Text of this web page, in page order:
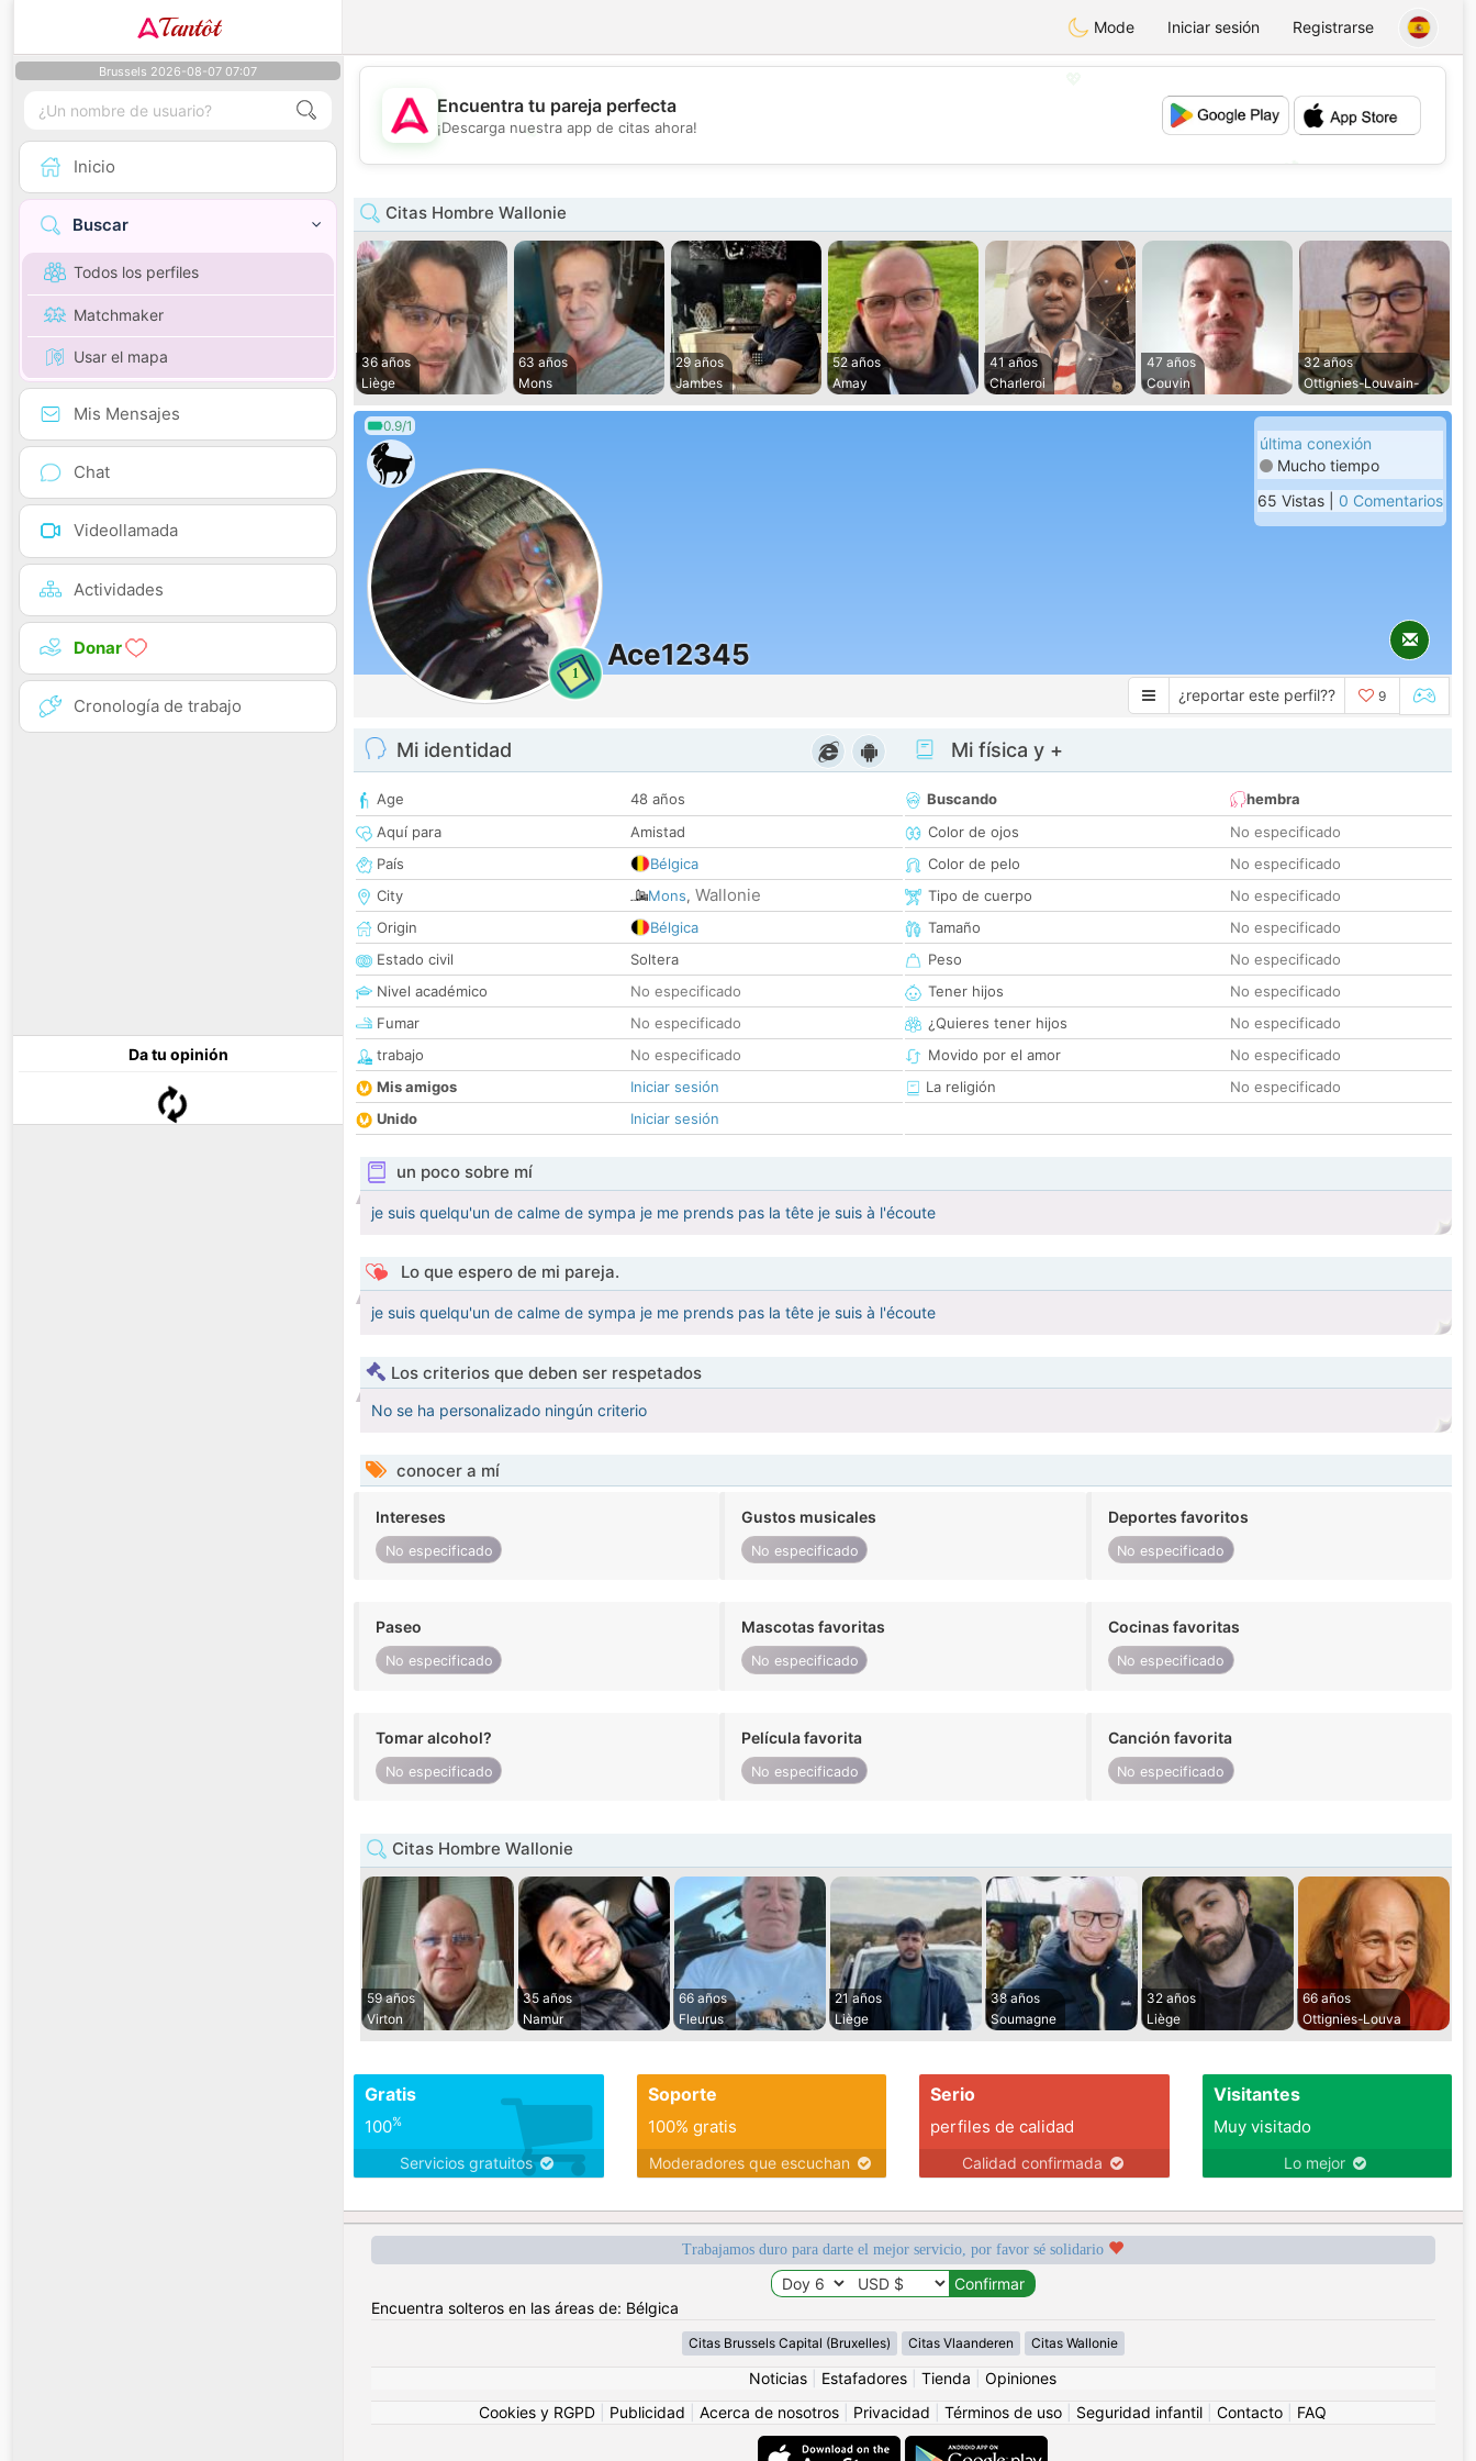
Tantôt Mode Iniciar sesión Registrarse
Brussels 2026-08-07 07:07
Inicio
Buscar
Todos los perfiles
Matchmaker
Usar el mapa
Mis Mensajes
Chat
Videollamada
Actividades
Donar
Cronología de trabajo
Da tu opinión
💕
Encuentra tu pareja perfecta
¡Descarga nuestra app de citas ahora!
Citas Hombre Wallonie
36 años
Liège
63 años
Mons
29 años
Jambes
52 años
Amay
41 años
Charleroi
47 años
Couvin
32 años
Ottignies-Louvain-
0.9/1
1
Ace12345
última conexión
Mucho tiempo
65 Vistas | 0 Comentarios
¿reportar este perfil?? 9
Mi identidad
Age
48 años
Aquí para
Amistad
País
Bélgica
City
Mons, Wallonie
Origin
Bélgica
Estado civil
Soltera
Nivel académico
No especificado
Fumar
No especificado
trabajo
No especificado
Mis amigos
Iniciar sesión
Unido
Iniciar sesión
Mi física y +
Buscando
hembra
Color de ojos
No especificado
Color de pelo
No especificado
Tipo de cuerpo
No especificado
Tamaño
No especificado
Peso
No especificado
Tener hijos
No especificado
¿Quieres tener hijos
No especificado
Movido por el amor
No especificado
La religión
No especificado
un poco sobre mí
je suis quelqu'un de calme de sympa je me prends pas la tête je suis à l'écoute
Lo que espero de mi pareja.
je suis quelqu'un de calme de sympa je me prends pas la tête je suis à l'écoute
Los criterios que deben ser respetados
No se ha personalizado ningún criterio
conocer a mí
Intereses
No especificado
Gustos musicales
No especificado
Deportes favoritos
No especificado
Paseo
No especificado
Mascotas favoritas
No especificado
Cocinas favoritas
No especificado
Tomar alcohol?
No especificado
Película favorita
No especificado
Canción favorita
No especificado
Citas Hombre Wallonie
59 años
Virton
35 años
Namur
66 años
Fleurus
21 años
Liège
38 años
Soumagne
32 años
Liège
66 años
Ottignies-Louva
Gratis
100%
Servicios gratuitos
Soporte
100% gratis
Moderadores que escuchan
Serio
perfiles de calidad
Calidad confirmada
Visitantes
Muy visitado
Lo mejor
Trabajamos duro para darte el mejor servicio, por favor sé solidario
Encuentra solteros en las áreas de: Bélgica
Citas Brussels Capital (Bruxelles) Citas Vlaanderen Citas Wallonie
Noticias Estafadores Tienda
Opiniones
Cookies y RGPD
Publicidad Acerca de nosotros Privacidad Términos de uso Seguridad infantil Contacto FAQ